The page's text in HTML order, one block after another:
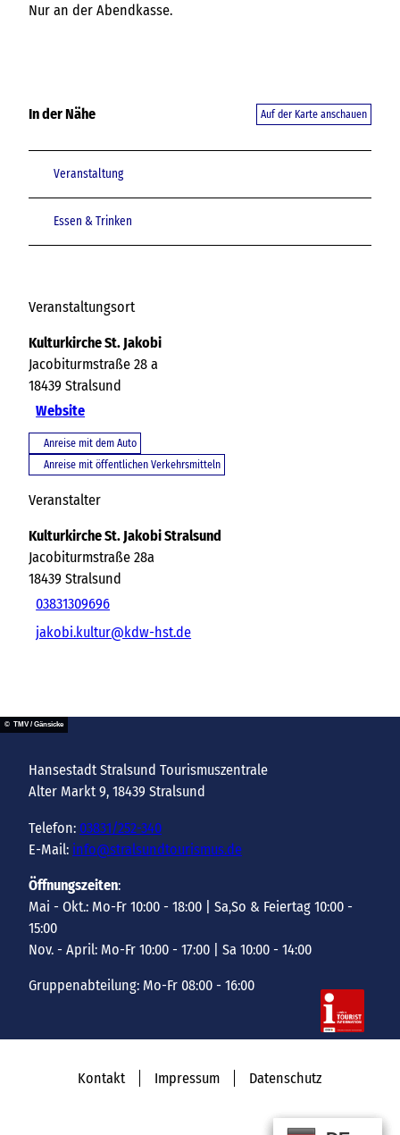
Nur an der Abendkasse.
In der Nähe Auf der Karte anschauen
Veranstaltung
Essen & Trinken
Veranstaltungsort
Kulturkirche St. Jakobi
Jacobiturmstraße 28 a
18439 Stralsund
Website
Anreise mit dem Auto
Anreise mit öffentlichen Verkehrsmitteln
Veranstalter
Kulturkirche St. Jakobi Stralsund
Jacobiturmstraße 28a
18439 Stralsund
03831309696
jakobi.kultur@kdw-hst.de
© TMV / Gänsicke
Hansestadt Stralsund Tourismuszentrale
Alter Markt 9, 18439 Stralsund
Telefon: 03831/252-340
E-Mail: info@stralsundtourismus.de
Öffnungszeiten:
Mai - Okt.: Mo-Fr 10:00 - 18:00 | Sa,So & Feiertag 10:00 -
15:00
Nov. - April: Mo-Fr 10:00 - 17:00 | Sa 10:00 - 14:00
Gruppenabteilung: Mo-Fr 08:00 - 16:00
Kontakt Impressum Datenschutz